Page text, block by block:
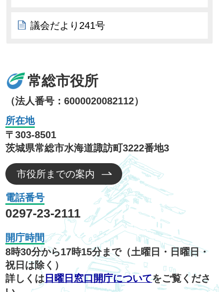
議会だより241号
常総市役所
（法人番号：6000020082112）
所在地
〒303-8501
茨城県常総市水海道諏訪町3222番地3
市役所までの案内
電話番号
0297-23-2111
開庁時間
8時30分から17時15分まで（土曜日・日曜日・
祝日は除く）
詳しくは 日曜日窓口開庁についてをご覧くださ